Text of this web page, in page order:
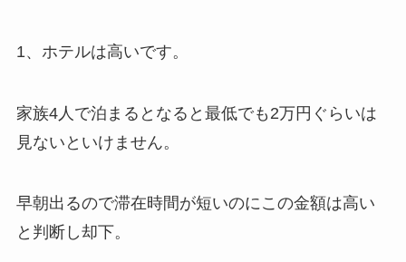
1、ホテルは高いです。
家族4人で泊まるとなると最低でも2万円ぐらいは
見ないといけません。
早朝出るので滞在時間が短いのにこの金額は高い
と判断し却下。